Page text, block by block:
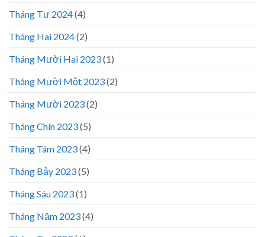
Tháng Tư 2024(4)
Tháng Hai 2024(2)
Tháng Mười Hai 2023(1)
Tháng Mười Một 2023(2)
Tháng Mười 2023(2)
Tháng Chín 2023(5)
Tháng Tám 2023(4)
Tháng Bảy 2023(5)
Tháng Sáu 2023(1)
Tháng Năm 2023(4)